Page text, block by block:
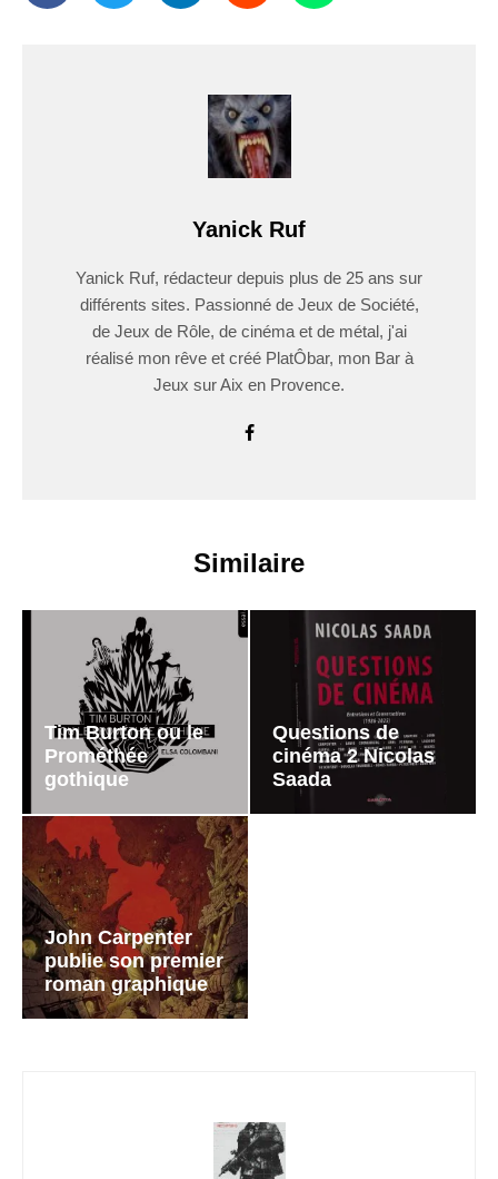
Yanick Ruf
Yanick Ruf, rédacteur depuis plus de 25 ans sur
différents sites. Passionné de Jeux de Société,
de Jeux de Rôle, de cinéma et de métal, j'ai
réalisé mon rêve et créé PlatÔbar, mon Bar à
Jeux sur Aix en Provence.
Similaire
Tim Burton ou le
Prométhée
gothique
Questions de
cinéma 2 Nicolas
Saada
John Carpenter
publie son premier
roman graphique